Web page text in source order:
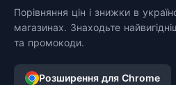
Порівняння цін і знижки в
магазинах. Знаходьте
та промокоди.
Розширення для Chrome